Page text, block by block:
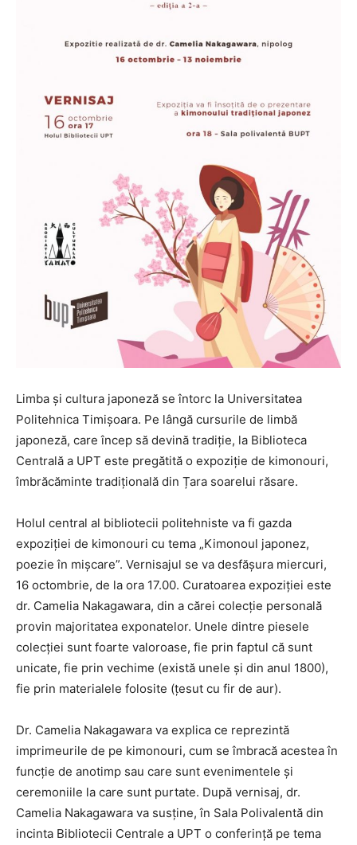
Limba și cultura japoneză se întorc la Universitatea
Politehnica Timișoara. Pe lângă cursurile de limbă
japoneză, care încep să devină tradiție, la Biblioteca
Centrală a UPT este pregătită o expoziție de kimonouri,
îmbrăcăminte tradițională din Țara soarelui răsare.
Holul central al bibliotecii politehniste va fi gazda
expoziției de kimonouri cu tema „Kimonoul japonez,
poezie în mișcare”. Vernisajul se va desfășura miercuri,
16 octombrie, de la ora 17.00. Curatoarea expoziției este
dr. Camelia Nakagawara, din a cărei colecție personală
provin majoritatea exponatelor. Unele dintre piesele
colecției sunt foarte valoroase, fie prin faptul că sunt
unicate, fie prin vechime (există unele și din anul 1800),
fie prin materialele folosite (țesut cu fir de aur).
Dr. Camelia Nakagawara va explica ce reprezintă
imprimeurile de pe kimonouri, cum se îmbracă acestea în
funcție de anotimp sau care sunt evenimentele și
ceremoniile la care sunt purtate. După vernisaj, dr.
Camelia Nakagawara va susține, în Sala Polivalentă din
incinta Bibliotecii Centrale a UPT o conferință pe tema